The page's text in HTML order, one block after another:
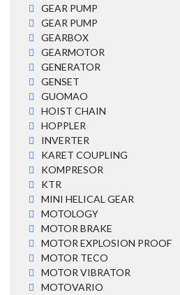
GEAR PUMP
GEAR PUMP
GEARBOX
GEARMOTOR
GENERATOR
GENSET
GUOMAO
HOIST CHAIN
HOPPLER
INVERTER
KARET COUPLING
KOMPRESOR
KTR
MINI HELICAL GEAR
MOTOLOGY
MOTOR BRAKE
MOTOR EXPLOSION PROOF
MOTOR TECO
MOTOR VIBRATOR
MOTOVARIO